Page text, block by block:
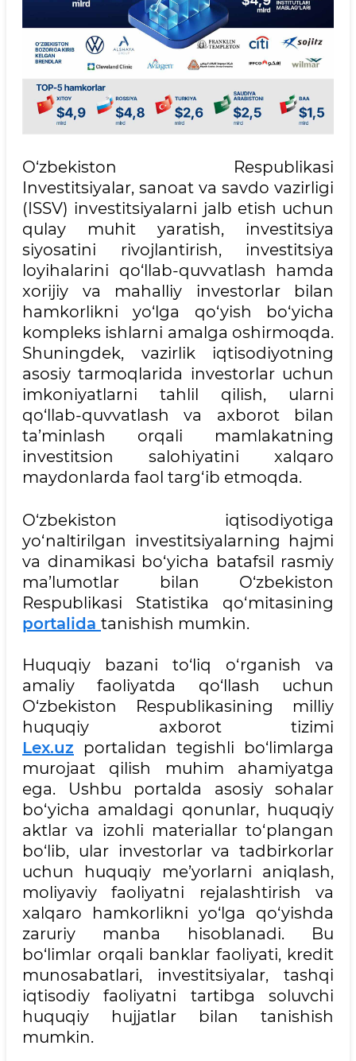
O‘zbekiston Respublikasi
Investitsiyalar, sanoat va savdo vazirligi
(ISSV) investitsiyalarni jalb etish uchun
qulay muhit yaratish, investitsiya
siyosatini rivojlantirish, investitsiya
loyihalarini qo‘llab-quvvatlash hamda
xorijiy va mahalliy investorlar bilan
hamkorlikni yo‘lga qo‘yish bo‘yicha
kompleks ishlarni amalga oshirmoqda.
Shuningdek, vazirlik iqtisodiyotning
asosiy tarmoqlarida investorlar uchun
imkoniyatlarni tahlil qilish, ularni
qo‘llab-quvvatlash va axborot bilan
ta’minlash orqali mamlakatning
investitsion salohiyatini xalqaro
maydonlarda faol targ‘ib etmoqda.
O‘zbekiston iqtisodiyotiga
yo‘naltirilgan investitsiyalarning hajmi
va dinamikasi bo‘yicha batafsil rasmiy
ma’lumotlar bilan O‘zbekiston
Respublikasi Statistika qo‘mitasining
portalida tanishish mumkin.
Huquqiy bazani to‘liq o‘rganish va
amaliy faoliyatda qo‘llash uchun
O‘zbekiston Respublikasining milliy
huquqiy axborot tizimi
Lex.uz portalidan tegishli bo‘limlarga
murojaat qilish muhim ahamiyatga
ega. Ushbu portalda asosiy sohalar
bo‘yicha amaldagi qonunlar, huquqiy
aktlar va izohli materiallar to‘plangan
bo‘lib, ular investorlar va tadbirkorlar
uchun huquqiy me’yorlarni aniqlash,
moliyaviy faoliyatni rejalashtirish va
xalqaro hamkorlikni yo‘lga qo‘yishda
zaruriy manba hisoblanadi. Bu
bo‘limlar orqali banklar faoliyati, kredit
munosabatlari, investitsiyalar, tashqi
iqtisodiy faoliyatni tartibga soluvchi
huquqiy hujjatlar bilan tanishish
mumkin.